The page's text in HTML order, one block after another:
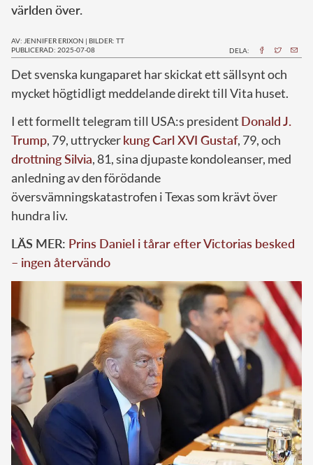
världen över.
AV: JENNIFER ERIXON | BILDER: TT
PUBLICERAD: 2025-07-08
DELA:
Det svenska kungaparet har skickat ett sällsynt och
mycket högtidligt meddelande direkt till Vita huset.
I ett formellt telegram till USA:s president Donald J.
Trump, 79, uttryckerkung Carl XVI Gustaf, 79, och
drottning Silvia, 81, sina djupaste kondoleanser, med
anledning av den förödande
översvämningskatastrofen i Texas som krävt över
hundra liv.
LÄS MER: Prins Daniel i tårar efter Victorias besked
– ingen återvändo